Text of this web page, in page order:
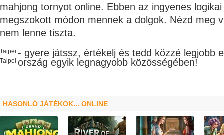
mahjong tornyot online. Ebben az ingyenes
megszokott módon mennek a dolgok. Nézd meg
nem lenne tiszta.
Taipei - gyere játssz, értékelj és tedd közzé legjobb
ország egyik legnagyobb
Taipei közösségében!
HASONLÓ JÁTÉKOK... ONLINE